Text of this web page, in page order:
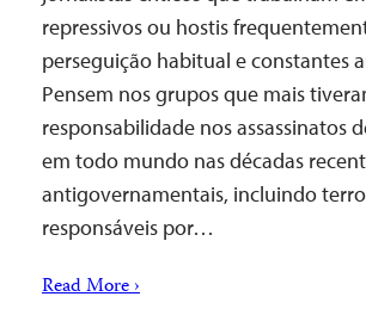
repressivos ou hostis
perseguição habitual e constantes
Pensem nos grupos que mais
responsabilidade nos assassinatos
em todo mundo nas décadas
antigovernamentais, incluindo
responsáveis por…
Read More ›